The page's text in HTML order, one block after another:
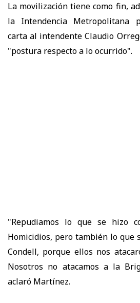
La movilización tiene como fin,
la Intendencia Metropolitana
carta al intendente Claudio
"postura respecto a lo ocurrido".
"Repudiamos lo que se hizo
Homicidios, pero también lo que
Condell, porque ellos nos
Nosotros no atacamos a la
aclaró Martínez.